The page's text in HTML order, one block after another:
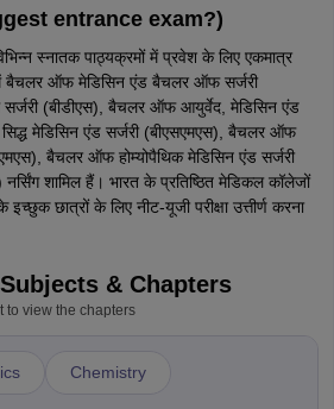
entrance exam?)
स्नातक पाठ्यक्रमों में प्रवेश के लिए एकमात्र
में बैचलर ऑफ मेडिसिन एंड बैचलर ऑफ सर्जरी
(बीडीएस), बैचलर ऑफ आयुर्वेद, मेडिसिन एंड
मेडिसिन एंड सर्जरी (बीएसएमएस), बैचलर ऑफ
बैचलर ऑफ होम्योपैथिक मेडिसिन एंड सर्जरी
शामिल हैं। भारत के प्रतिष्ठित मेडिकल कॉलेजों
छात्रों के लिए नीट-यूजी परीक्षा उत्तीर्ण करना
& Chapters
to view the chapters
Chemistry